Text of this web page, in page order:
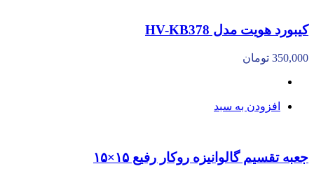
کیبورد هویت مدل HV-KB378
350,000 تومان
افزودن به سبد
جعبه تقسیم گالوانیزه روکار رفیع ۱۵×۱۵